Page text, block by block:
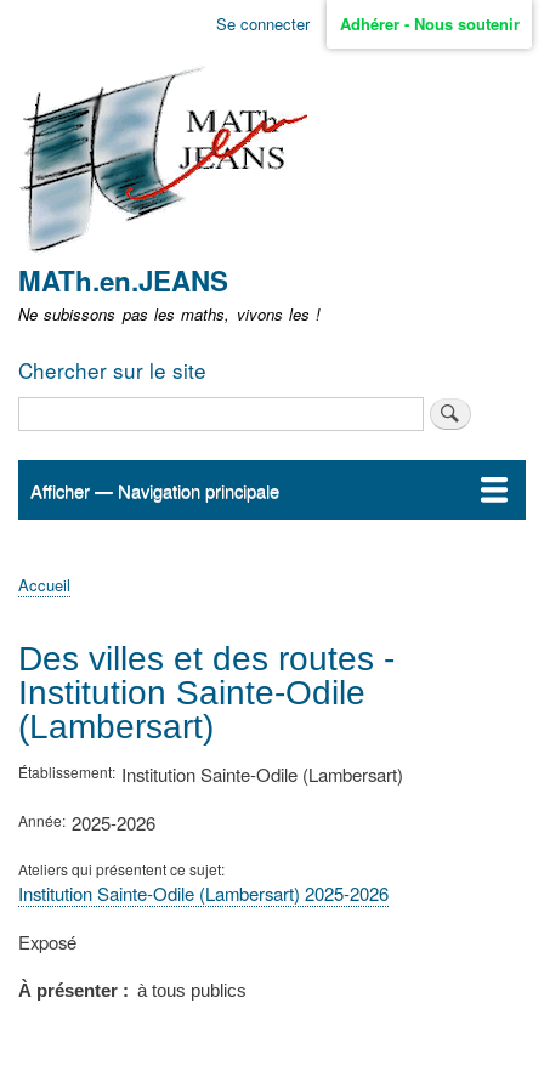
Aller
non
identifié
Se connecter Adhérer - Nous soutenir
MATh.en.JEANS
Ne subissons pas les maths, vivons les !
Chercher sur le site
Navigation
Afficher — Navigation principale
Accueil
ActualitésMATh.en.JEANS ?
Régions et Ateliers
Créer, gérer un atelier
Sujets/Publications
Congrès
d'Ariane
Accueil
Des villes et des routes -
Institution Sainte-Odile
(Lambersart)
Établissement Institution Sainte-Odile (Lambersart)
Année 2025-2026
Ateliers qui présentent ce sujet
Institution Sainte-Odile (Lambersart) 2025-2026
Type
présentation
Exposé
À présenter à tous publics